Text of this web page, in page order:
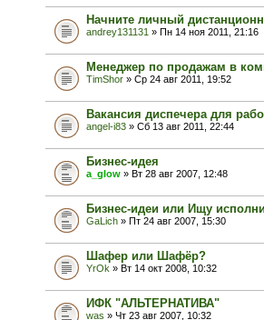
Начните личный
andrey131131 » Пн 14 ноя 2011, 21:16
Менеджер по продажам в
TimShor » Ср 24 авг 2011, 19:52
Вакансия диспечера для
angel-i83 » Сб 13 авг 2011, 22:44
Бизнес-идея
a_glow » Вт 28 авг 2007, 12:48
Бизнес-идеи или Ищу
GaLich » Пт 24 авг 2007, 15:30
Шафер или Шафёр?
YrOk » Вт 14 окт 2008, 10:32
ИФК "АЛЬТЕРНАТИВА"
was » Чт 23 авг 2007, 10:32